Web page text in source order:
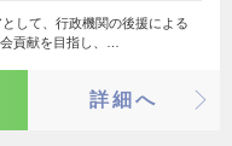
して、行政機関の後援による
貢献を目指し、…
詳細へ